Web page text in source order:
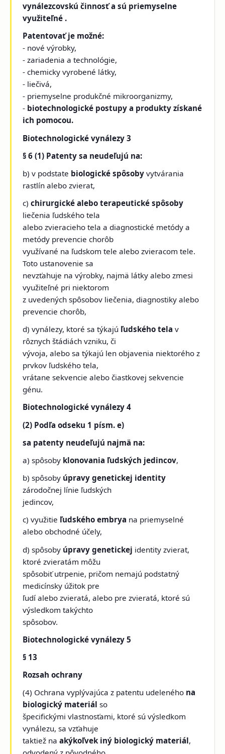
vynálezcovskú činnosť a sú priemyselne
využiteľné .
Patentovať je možné:
- nové výrobky,
- zariadenia a technológie,
- chemicky vyrobené látky,
- liečivá,
- priemyselne produkčné mikroorganizmy,
- biotechnologické postupy a produkty získané
ich pomocou.
Biotechnologické vynálezy 3
§ 6 (1) Patenty sa neudeľujú na:
b) v podstate biologické spôsoby vytvárania
rastlín alebo zvierat,
c)chirurgické alebo terapeutické spôsoby
liečenia ľudského tela
alebo zvieracieho tela a diagnostické metódy a
metódy prevencie chorôb
využívané na ľudskom tele alebo zvieracom tele.
Toto ustanovenie sa
nevzťahuje na výrobky, najmä látky alebo zmesi
využiteľné pri niektorom
z uvedených spôsobov liečenia, diagnostiky alebo
prevencie chorôb,
d) vynálezy, ktoré sa týkajú ľudského tela v
rôznych štádiách vzniku, či
vývoja, alebo sa týkajú len objavenia niektorého z
prvkov ľudského tela,
vrátane sekvencie alebo čiastkovej sekvencie
génu.
Biotechnologické vynálezy 4
(2) Podľa odseku 1 písm. e)
sa patenty neudeľujú najmä na:
a) spôsoby klonovania ľudských jedincov,
b) spôsoby úpravy genetickej identity
zárodočnej línie ľudských
jedincov,
c) využitie ľudského embrya na priemyselné
alebo obchodné účely,
d) spôsoby úpravy genetickej identity zvierat,
ktoré zvieratám môžu
spôsobiť utrpenie, pričom nemajú podstatný
medicínsky úžitok pre
ľudí alebo zvieratá, alebo pre zvieratá, ktoré sú
výsledkom takýchto
spôsobov.
Biotechnologické vynálezy 5
§ 13
Rozsah ochrany
(4) Ochrana vyplývajúca z patentu udeleného na
biologický materiál so
špecifickými vlastnosťami, ktoré sú výsledkom
vynálezu, sa vzťahuje
taktiež naakýkoľvek iný biologický materiál,